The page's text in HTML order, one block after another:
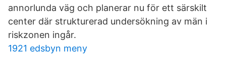
annorlunda väg och planerar nu för ett särskilt
center där strukturerad undersökning av män i
riskzonen ingår.
1921 edsbyn meny